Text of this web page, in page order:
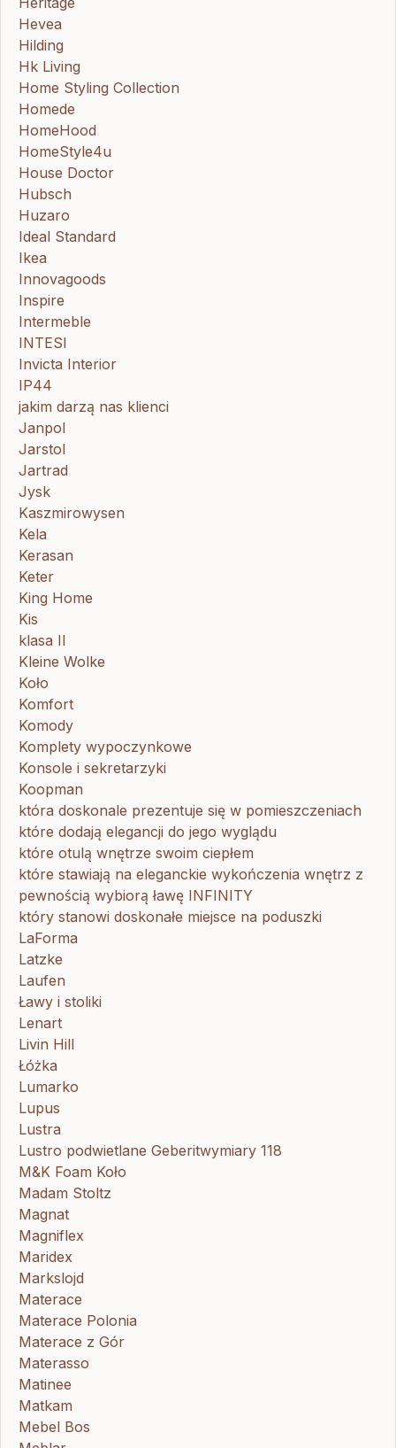
Hevea
Hilding
Hk Living
Home Styling Collection
Homede
HomeHood
HomeStyle4u
House Doctor
Hubsch
Huzaro
Ideal Standard
Ikea
Innovagoods
Inspire
Intermeble
INTESI
Invicta Interior
IP44
jakim darzą nas klienci
Janpol
Jarstol
Jartrad
Jysk
Kaszmirowysen
Kela
Kerasan
Keter
King Home
Kis
klasa II
Kleine Wolke
Koło
Komfort
Komody
Komplety wypoczynkowe
Konsole i sekretarzyki
Koopman
która doskonale prezentuje się w pomieszczeniach
które dodają elegancji do jego wyglądu
które otulą wnętrze swoim ciepłem
które stawiają na eleganckie wykończenia wnętrz z
pewnością wybiorą ławę INFINITY
który stanowi doskonałe miejsce na poduszki
LaForma
Latzke
Laufen
Ławy i stoliki
Lenart
Livin Hill
Łóżka
Lumarko
Lupus
Lustra
Lustro podwietlane Geberitwymiary 118
M&K Foam Koło
Madam Stoltz
Magnat
Magniflex
Maridex
Markslojd
Materace
Materace Polonia
Materace z Gór
Materasso
Matinee
Matkam
Mebel Bos